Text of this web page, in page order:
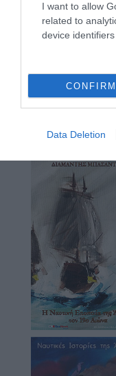
I want to allow
related to
device identifiers
CONFIRM
Data Deletion